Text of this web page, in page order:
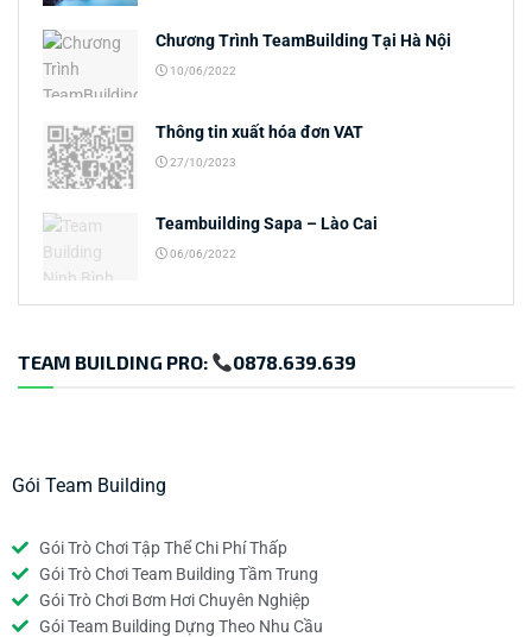
Chương Trình TeamBuilding Tại Hà Nội
10/06/2022
Thông tin xuất hóa đơn VAT
27/10/2023
Teambuilding Sapa – Lào Cai
06/06/2022
TEAM BUILDING PRO: 0878.639.639
Gói Team Building
Gói Trò Chơi Tập Thể Chi Phí Thấp
Gói Trò Chơi Team Building Tầm Trung
Gói Trò Chơi Bơm Hơi Chuyên Nghiệp
Gói Team Building Dựng Theo Nhu Cầu